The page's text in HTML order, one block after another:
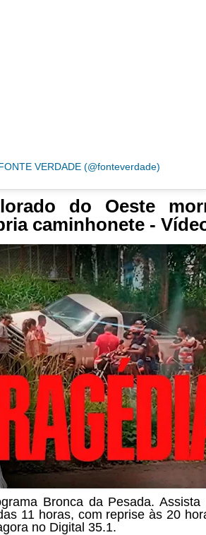
VERDADE (@fonteverdade)
do Oeste
caminhonete -
Bronca da Pesada. Assista
11 horas, com reprise às 20
no Digital 35.1.